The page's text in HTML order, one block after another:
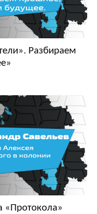
Разбираем
«Протокола»